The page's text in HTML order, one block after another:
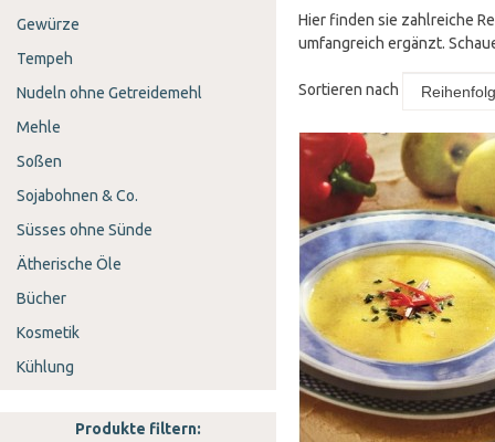
Hier finden sie zahlreiche
umfangreich ergänzt.
Sortieren nach
Gewürze
Tempeh
Nudeln ohne Getreidemehl
Mehle
Soßen
Sojabohnen & Co.
Süsses ohne Sünde
Ätherische Öle
Bücher
Kosmetik
Kühlung
Produkte filtern: